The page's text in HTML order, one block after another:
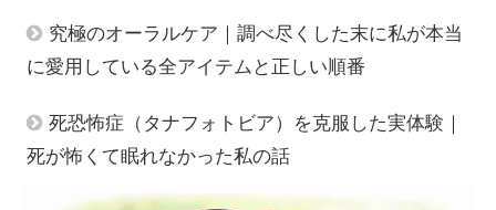
究極のオーラルケア｜調べ尽くした末に私が本当
に愛用している全アイテムと正しい順番
死恐怖症（タナフォトビア）を克服した実体験｜
死が怖くて眠れなかった私の話